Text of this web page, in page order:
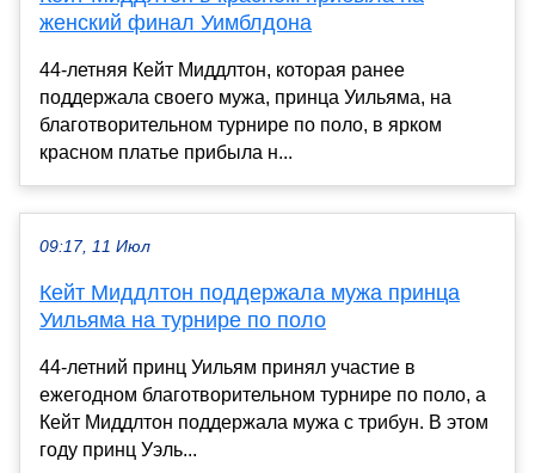
женский финал Уимблдона
44-летняя Кейт Миддлтон, которая ранее
поддержала своего мужа, принца Уильяма, на
благотворительном турнире по поло, в ярком
красном платье прибыла н...
09:17, 11 Июл
Кейт Миддлтон поддержала мужа принца
Уильяма на турнире по поло
44-летний принц Уильям принял участие в
ежегодном благотворительном турнире по поло, а
Кейт Миддлтон поддержала мужа с трибун. В этом
году принц Уэль...